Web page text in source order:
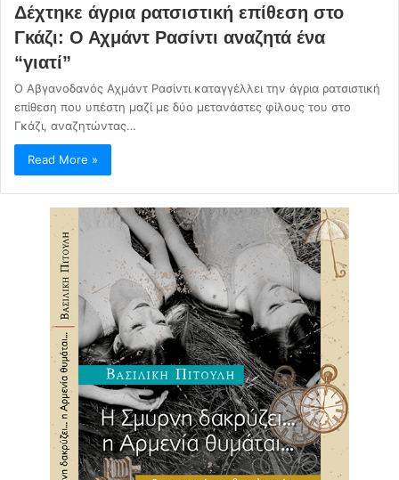
Δέχτηκε άγρια ρατσιστική επίθεση στο
Γκάζι: Ο Αχμάντ Ρασίντι αναζητά ένα
“γιατί”
Ο Αβγανοδανός Αχμάντ Ρασίντι καταγγέλλει την άγρια ρατσιστική
επίθεση που υπέστη μαζί με δύο μετανάστες φίλους του στο
Γκάζι, αναζητώντας…
Read More »